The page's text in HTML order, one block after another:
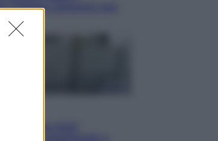
l’ultimo concerto con
ora puoi